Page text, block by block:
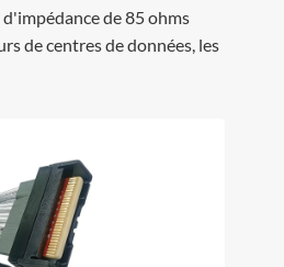
de 85 ohms
de centres de données, les